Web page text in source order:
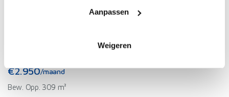
scannen op specifieke eigenschappen (fingerprinting)
verwerkt en stel uw voorkeuren in het
intrekken in de Cookieverklaring.
We gebruiken cookies om content en advertenties te
Aanpassen
Weigeren
€2.950/maand
Bew. Opp. 309 m²